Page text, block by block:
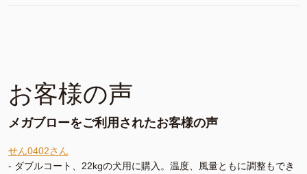
お客様の声
メガブローをご利用されたお客様の声
せん0402さん
- ダブルコート、22kgの犬用に購入。温度、風量ともに調整もでき